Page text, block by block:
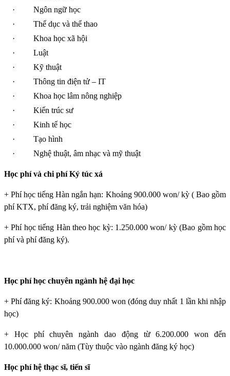
·
Ngôn ngữ học
·
Thể dục và thể thao
·
Khoa học xã hội
·
Luật
·
Kỹ thuật
·
Thông tin điện tử – IT
·
Khoa học lâm nông nghiệp
·
Kiến trúc sư
·
Kinh tế học
·
Tạo hình
·
Nghệ thuật, âm nhạc và mỹ thuật
Học phí và chi phí Ký túc xá
+ Phí học tiếng Hàn ngắn hạn: Khoảng 900.000 won/ kỳ ( Bao gồm
phí KTX, phí đăng ký, trải nghiệm văn hóa)
+ Phí học tiếng Hàn theo học kỳ: 1.250.000 won/ kỳ (Bao gồm học
phí và phí đăng ký).
Học phí học chuyên ngành hệ đại học
+ Phí đăng ký: Khoảng 900.000 won (đóng duy nhất 1 lần khi nhập
học)
+ Học phí chuyên ngành dao động từ 6.200.000 won đến
10.000.000 won/ năm (Tùy thuộc vào ngành đăng ký học)
Học phí hệ thạc sĩ, tiến sĩ